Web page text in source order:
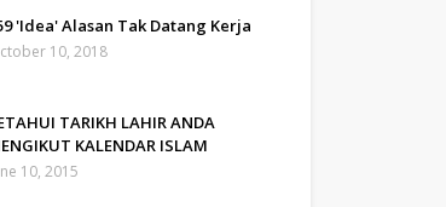
'Idea' Alasan Tak Datang Kerja
10, 2018
TARIKH LAHIR ANDA
KALENDAR ISLAM
10, 2015